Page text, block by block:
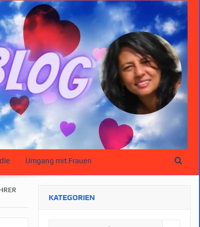
Umgang mit Frauen
KATEGORIEN